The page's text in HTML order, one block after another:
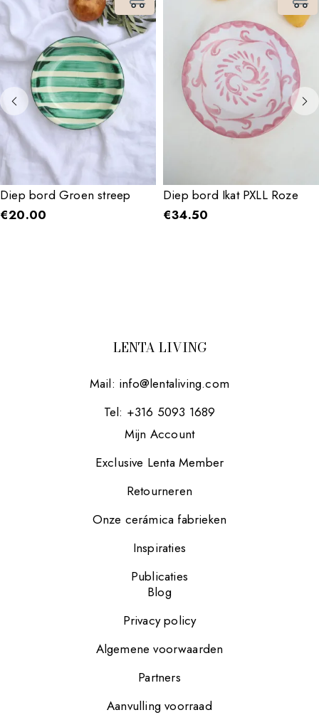
Diep bord Groen streep
€20.00
Diep bord Ikat PXLL Roze
€34.50
LENTA LIVING
Mail: info@lentaliving.com
Tel: +316 5093 1689
Mijn Account
Exclusive Lenta Member
Retourneren
Onze cerámica fabrieken
Inspiraties
Publicaties
Blog
Privacy policy
Algemene voorwaarden
Partners
Aanvulling voorraad